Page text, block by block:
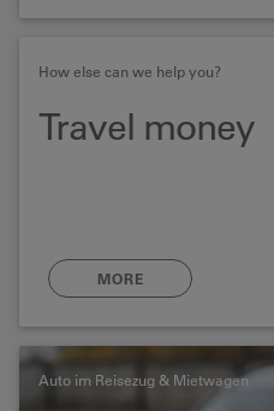
How else can we help you?
Travel money
MORE
Auto im Reisezug & Mietwagen